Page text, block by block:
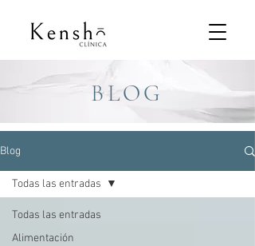
BLOG
Blog
Todas las entradas
Alimentación
Todas las entradas